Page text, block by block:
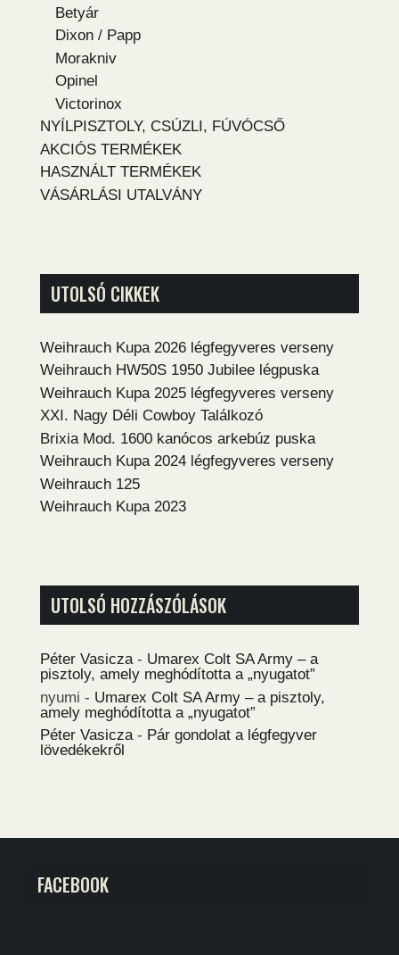
Betyár
Dixon / Papp
Morakniv
Opinel
Victorinox
NYÍLPISZTOLY, CSÚZLI, FÚVÓCSŐ
AKCIÓS TERMÉKEK
HASZNÁLT TERMÉKEK
VÁSÁRLÁSI UTALVÁNY
UTOLSÓ CIKKEK
Weihrauch Kupa 2026 légfegyveres verseny
Weihrauch HW50S 1950 Jubilee légpuska
Weihrauch Kupa 2025 légfegyveres verseny
XXI. Nagy Déli Cowboy Találkozó
Brixia Mod. 1600 kanócos arkebúz puska
Weihrauch Kupa 2024 légfegyveres verseny
Weihrauch 125
Weihrauch Kupa 2023
UTOLSÓ HOZZÁSZÓLÁSOK
Péter Vasicza- Umarex Colt SA Army – a
pisztoly, amely meghódította a „nyugatot”
nyumi - Umarex Colt SA Army – a pisztoly,
amely meghódította a „nyugatot”
Péter Vasicza- Pár gondolat a légfegyver
lövedékekről
FACEBOOK